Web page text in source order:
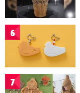
6
7